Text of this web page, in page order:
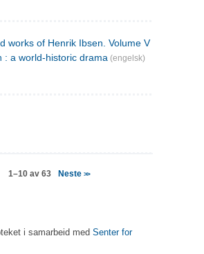
works of Henrik Ibsen. Volume V : Emperor
: a world-historic drama (engelsk)
1–10 av 63 Neste>>
i samarbeid med Senter for